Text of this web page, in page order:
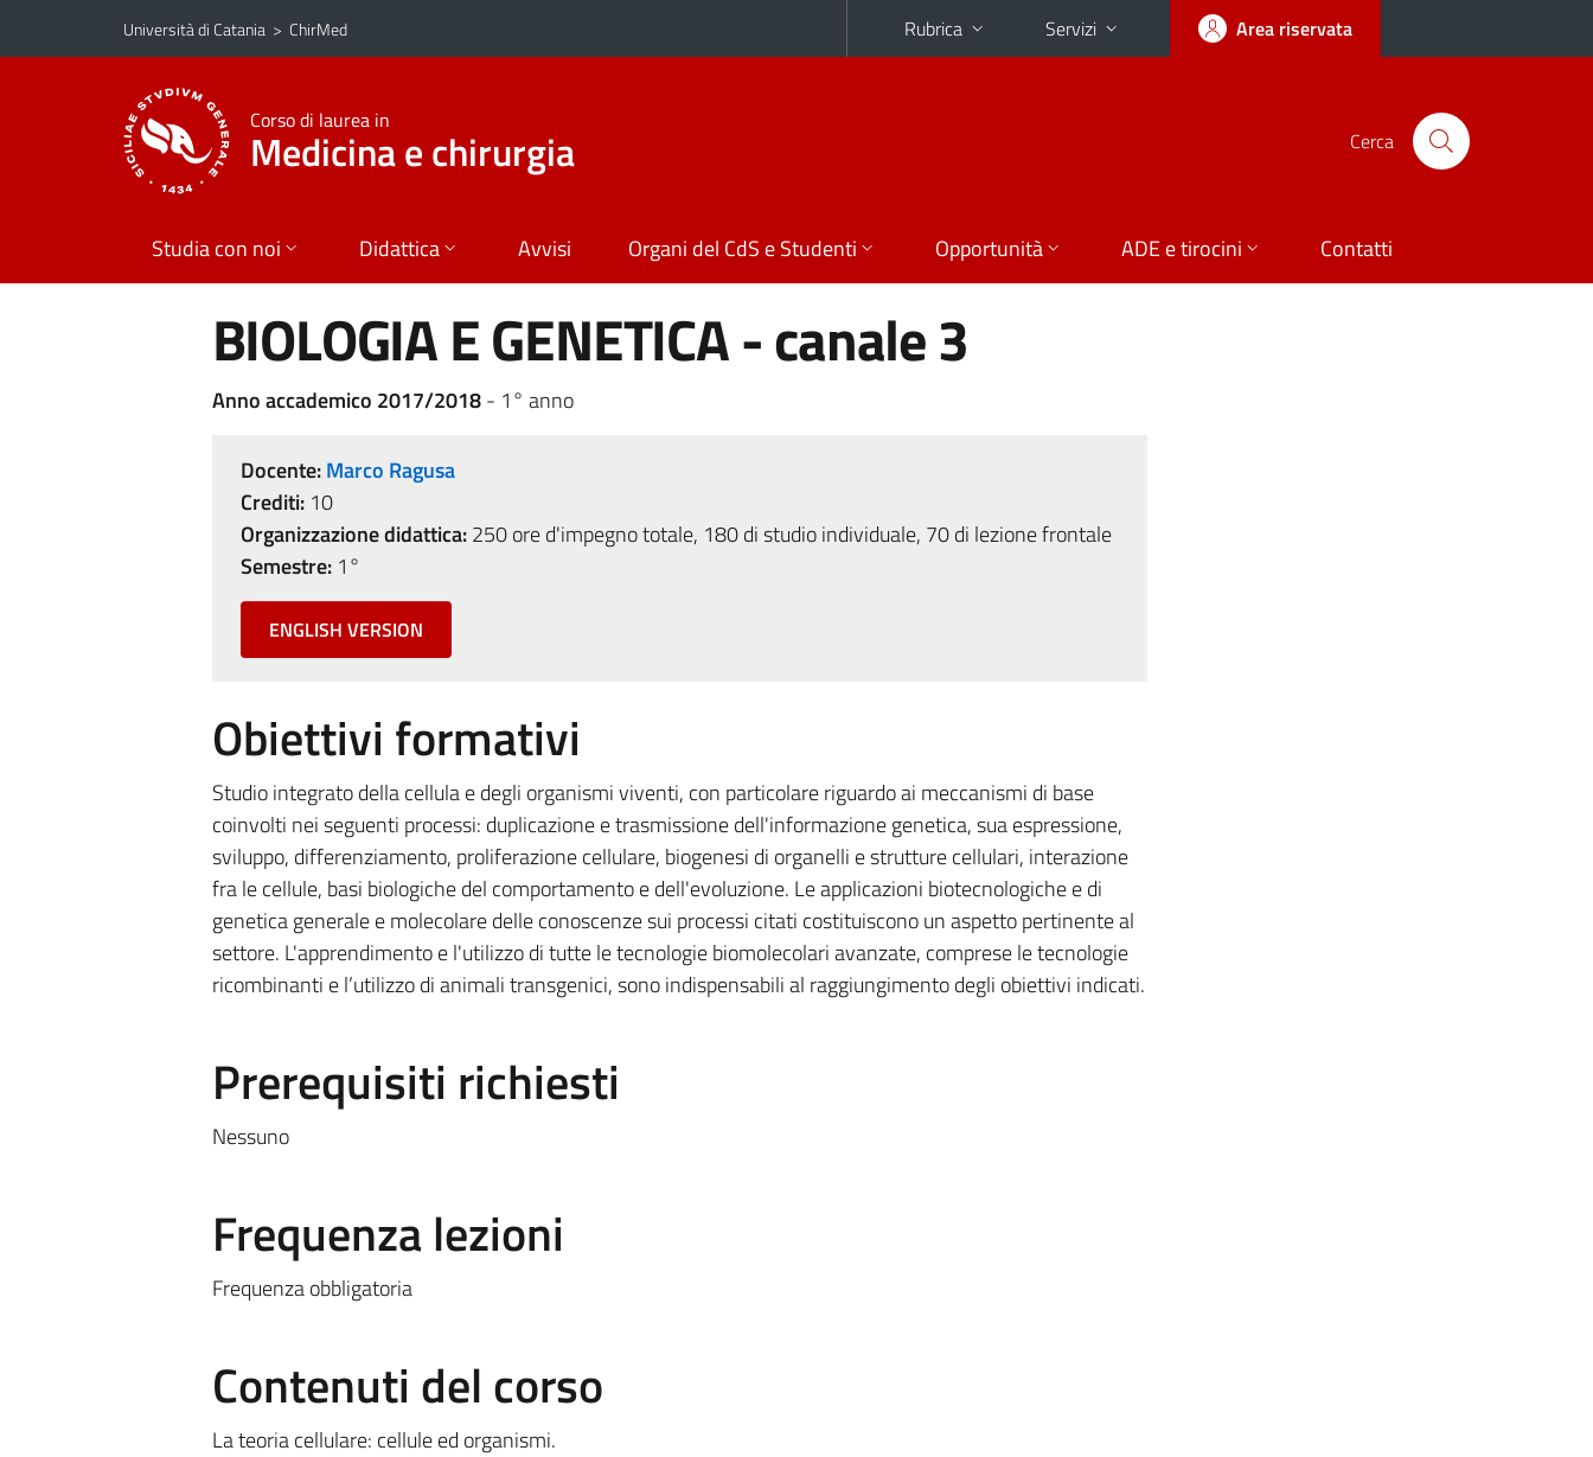
Vai al contenuto principale
Vai al menu di navigazione
Università di Catania > ChirMed Rubrica Servizi Area riservata
Corso di laurea in
Medicina e chirurgia Cerca
Studia con noi Didattica Avvisi Organi del CdS e Studenti Opportunità ADE e tirocini Contatti
BIOLOGIA E GENETICA - canale 3
Anno accademico 2017/2018- 1° anno
Docente:Marco Ragusa
Crediti:10
Organizzazione didattica:250 ore d'impegno totale, 180 di studio individuale, 70 di lezione frontale
Semestre:1°
ENGLISH VERSION
Obiettivi formativi
Studio integrato della cellula e degli organismi viventi, con particolare riguardo ai meccanismi di base
coinvolti nei seguenti processi: duplicazione e trasmissione dell'informazione genetica, sua espressione,
sviluppo, differenziamento, proliferazione cellulare, biogenesi di organelli e strutture cellulari, interazione
fra le cellule, basi biologiche del comportamento e dell'evoluzione. Le applicazioni biotecnologiche e di
genetica generale e molecolare delle conoscenze sui processi citati costituiscono un aspetto pertinente al
settore. L'apprendimento e l'utilizzo di tutte le tecnologie biomolecolari avanzate, comprese le tecnologie
ricombinanti e l’utilizzo di animali transgenici, sono indispensabili al raggiungimento degli obiettivi indicati.
Prerequisiti richiesti
Nessuno
Frequenza lezioni
Frequenza obbligatoria
Contenuti del corso
La teoria cellulare: cellule ed organismi.